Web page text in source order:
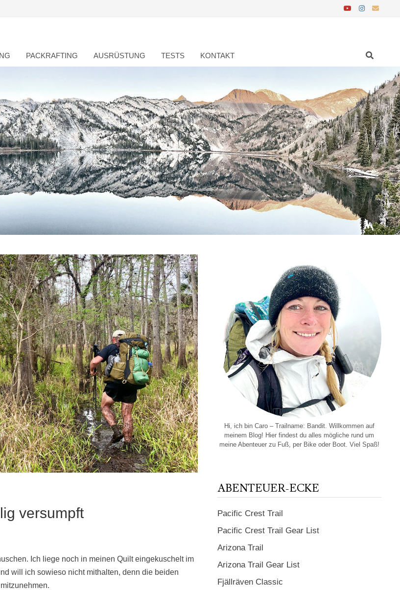
PACKRAFTING AUSRÜSTUNG TESTS KONTAKT
versumpft
Ich liege noch in meinen Quilt eingekuschelt im
will ich sowieso nicht mithalten, denn die beiden
Hi, ich bin Caro – Trailname: Bandit. Willkommen auf
meinem Blog! Hier findest du alles mögliche rund um
meine Abenteuer zu Fuß, per Bike oder Boot. Viel Spaß!
ABENTEUER-ECKE
Pacific Crest Trail
Pacific Crest Trail Gear List
Arizona Trail
Arizona Trail Gear List
Fjällräven Classic